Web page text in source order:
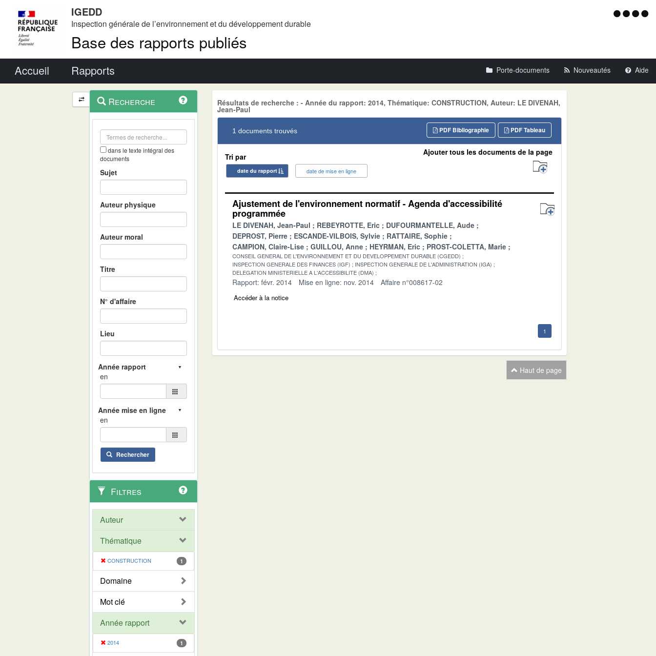
IGEDD
Inspection générale de l’environnement et du développement durable
Base des rapports publiés
Menu
Accueil Rapports Porte-documents Nouveautés Aide
Navigation
et
outils
contextuel
Recherche
dans le texte intégral des
documents
Sujet
Auteur physique
Auteur moral
Titre
N° d'affaire
Lieu
en
en
Rechercher
Filtres
Auteur
Thématique
CONSTRUCTION 1
Domaine
Mot clé
Année rapport
2014 1
Résultats de recherche : - Année du rapport: 2014, Thématique: CONSTRUCTION, Auteur: LE DIVENAH,
Jean-Paul
1 documents trouvés PDF Tableau
PDF Bibliographie
Tri par
date du rapport date de mise en ligne
Ajouter tous les documents de la page
Ajustement de l'environnement normatif - Agenda d'accessibilité
programmée
LE DIVENAH, Jean-Paul REBEYROTTE, Eric
DUFOURMANTELLE, Aude
DEPROST, Pierre
ESCANDE-VILBOIS, Sylvie
RATTAIRE, Sophie
CAMPION, Claire-Lise
GUILLOU, Anne HEYRMAN, Eric PROST-COLETTA, Marie
CONSEIL GENERAL DE L'ENVIRONNEMENT ET DU DEVELOPPEMENT DURABLE (CGEDD)
INSPECTION GENERALE DES FINANCES (IGF)
INSPECTION GENERALE DE L'ADMINISTRATION (IGA)
DELEGATION MINISTERIELLE A L'ACCESSIBILITE (DMA)
Rapport: févr. 2014 Mise en ligne: nov. 2014 Affaire n°008617-02
Accéder à la notice
1
Haut de page